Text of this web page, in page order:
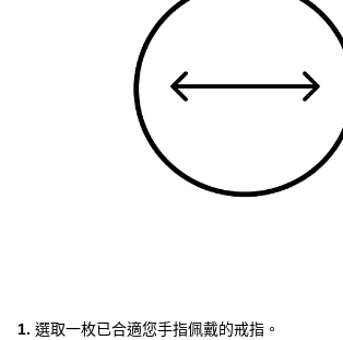
1. 選取一枚已合適您手指佩戴的戒指。